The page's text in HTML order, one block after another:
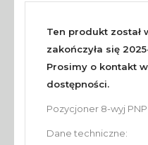
Ten produkt został
zakończyła się
Prosimy o kontakt
dostępności.
Pozycjoner 8-wyj PNP
Dane techniczne: